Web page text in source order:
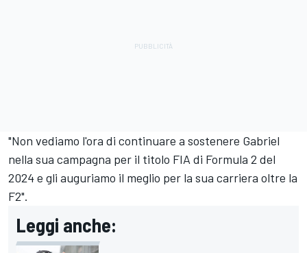
"Non vediamo l'ora di continuare a sostenere Gabriel
nella sua campagna per il titolo FIA di Formula 2 del
2024 e gli auguriamo il meglio per la sua carriera oltre la
F2".
Leggi anche: